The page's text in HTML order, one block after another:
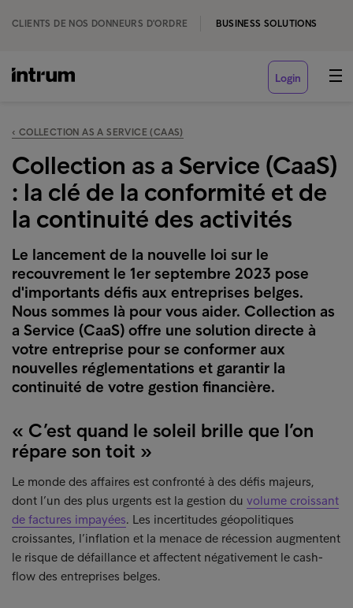
CLIENTS DE NOS DONNEURS D'ORDRE BUSINESS SOLUTIONS
Login
‹ COLLECTION AS A SERVICE (CAAS)
Collection as a Service (CaaS)
: la clé de la conformité et de
la continuité des activités
Le lancement de la nouvelle loi sur le
recouvrement le 1er septembre 2023 pose
d'importants défis aux entreprises belges.
Nous sommes là pour vous aider. Collection as
a Service (CaaS) offre une solution directe à
votre entreprise pour se conformer aux
nouvelles réglementations et garantir la
continuité de votre gestion financière.
« C’est quand le soleil brille que l’on
répare son toit »
Le monde des affaires est confronté à des défis majeurs,
dont l’un des plus urgents est la gestion du volume croissant
de factures impayées. Les incertitudes géopolitiques
croissantes, l’inflation et la menace de récession augmentent
le risque de défaillance et affectent négativement le cash-
flow des entreprises belges.